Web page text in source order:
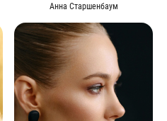
Анна Старшенбаум